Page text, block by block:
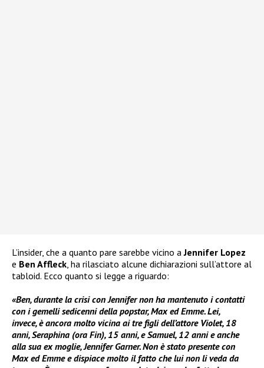
L’insider, che a quanto pare sarebbe vicino aJennifer Lopez
e Ben Affleck , ha rilasciato alcune dichiarazioni sull’attore al
tabloid. Ecco quanto si legge a riguardo:
«Ben, durante la crisi con Jennifer non ha mantenuto i contatti
con i gemelli sedicenni della popstar, Max ed Emme. Lei,
invece, è ancora molto vicina ai tre figli dell’attore Violet, 18
anni, Seraphina (ora Fin), 15 anni, e Samuel, 12 anni e anche
alla sua ex moglie, Jennifer Garner. Non è stato presente con
Max ed Emme e dispiace molto il fatto che lui non li veda da